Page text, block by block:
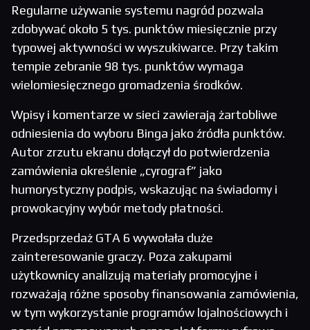
Regularne używanie systemu nagród pozwala
zdobywać około 5 tys. punktów miesięcznie przy
typowej aktywności w wyszukiwarce. Przy takim
tempie zebranie 98 tys. punktów wymaga
wielomiesięcznego gromadzenia środków.
Wpisy i komentarze w sieci zawierają żartobliwe
odniesienia do wyboru Binga jako źródła punktów.
Autor zrzutu ekranu dołączył do potwierdzenia
zamówienia określenie „cyrograf” jako
humorystyczny podpis, wskazując na świadomy i
prowokacyjny wybór metody płatności.
Przedsprzedaż GTA 6 wywołała duże
zainteresowanie graczy. Poza zakupami
użytkownicy analizują materiały promocyjne i
rozważają różne sposoby finansowania zamówienia,
w tym wykorzystanie programów lojalnościowych i